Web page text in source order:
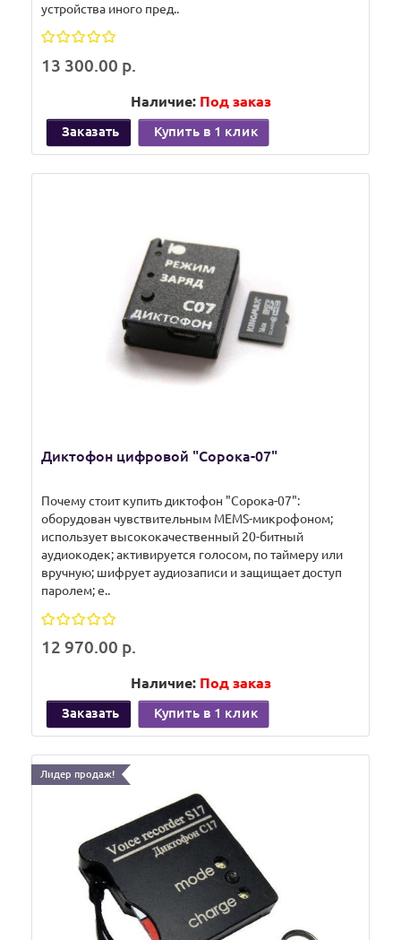
устройства иного пред..
13 300.00 р.
Наличие: Под заказ
Заказать Купить в 1 клик
Диктофон цифровой "Сорока-07"
Почему стоит купить диктофон "Сорока-07":
оборудован чувствительным MEMS-микрофоном;
использует высококачественный 20-битный
аудиокодек; активируется голосом, по таймеру или
вручную; шифрует аудиозаписи и защищает доступ
паролем; е..
12 970.00 р.
Наличие: Под заказ
Заказать Купить в 1 клик
Лидер продаж!